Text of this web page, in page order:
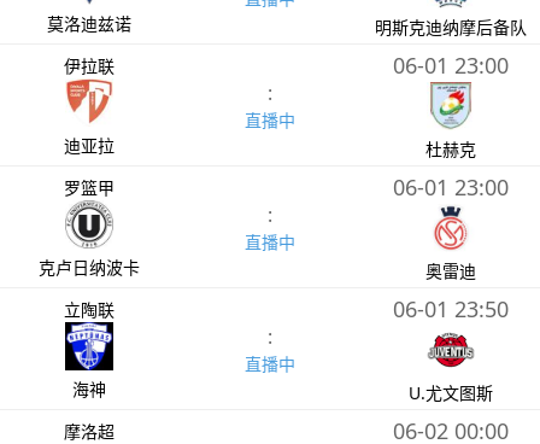
莫洛迪兹诺
明斯克迪纳摩后备队
伊拉联
迪亚拉
:
直播中
06-01 23:00
杜赫克
罗篮甲
克卢日纳波卡
:
直播中
06-01 23:00
奥雷迪
立陶联
海神
:
直播中
06-01 23:50
U.尤文图斯
摩洛超
06-02 00:00